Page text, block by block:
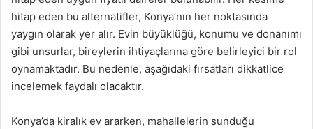
hitap eden bu alternatifler, Konya’nın her noktasında
yaygın olarak yer alır. Evin büyüklüğü, konumu ve donanımı
gibi unsurlar, bireylerin ihtiyaçlarına göre belirleyici bir rol
oynamaktadır. Bu nedenle, aşağıdaki fırsatları dikkatlice
incelemek faydalı olacaktır.
Konya’da kiralık ev ararken, mahallelerin sunduğu